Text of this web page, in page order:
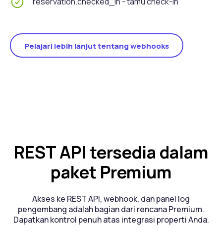
Pelajari lebih lanjut tentang webhooks
REST API tersedia dalam
paket Premium
Akses ke REST API, webhook, dan panel log
pengembang adalah bagian dari rencana Premium.
Dapatkan kontrol penuh atas integrasi properti Anda.